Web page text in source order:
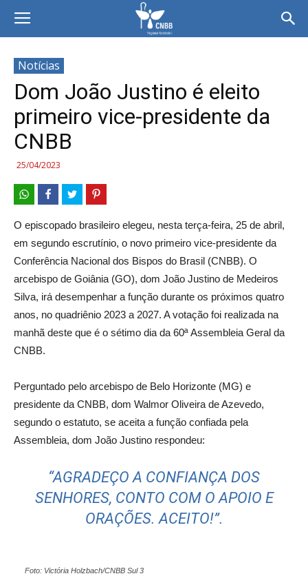
Notícias
Dom João Justino é eleito
primeiro vice-presidente da
CNBB
25/04/2023
O episcopado brasileiro elegeu, nesta terça-feira, 25 de abril,
em segundo escrutínio, o novo primeiro vice-presidente da
Conferência Nacional dos Bispos do Brasil (CNBB). O
arcebispo de Goiânia (GO), dom João Justino de Medeiros
Silva, irá desempenhar a função durante os próximos quatro
anos, no quadriênio 2023 a 2027. A votação foi realizada na
manhã deste que é o sétimo dia da 60ª Assembleia Geral da
CNBB.
Perguntado pelo arcebispo de Belo Horizonte (MG) e
presidente da CNBB, dom Walmor Oliveira de Azevedo,
segundo o estatuto, se aceita a função confiada pela
Assembleia, dom João Justino respondeu:
“AGRADEÇO A CONFIANÇA DOS
SENHORES, CONTO COM O APOIO E
ORAÇÕES. ACEITO!”.
Foto: Victória Holzbach/CNBB Sul 3